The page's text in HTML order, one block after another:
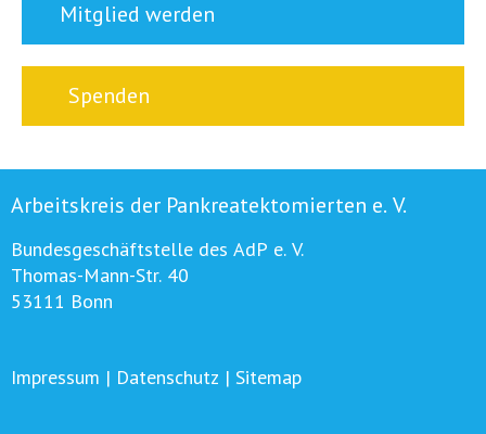
Mitglied werden
Spenden
Arbeitskreis der Pankreatektomierten e. V.
Bundesgeschäftstelle des AdP e. V.
Thomas-Mann-Str. 40
53111 Bonn
Impressum | Datenschutz | Sitemap